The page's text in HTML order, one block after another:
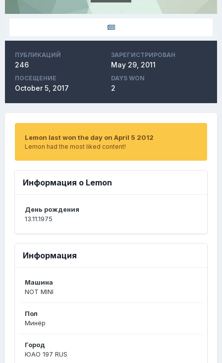
ПУБЛИКАЦИЙ
246
ЗАРЕГИСТРИРОВАН
May 29, 2011
ПОСЕЩЕНИЕ
October 5, 2017
DAYS WON
2
Lemon last won the day on April 5 2012
Lemon had the most liked content!
Информация о Lemon
День рождения
13.11.1975
Информация
Машина
NOT MINI
Пол
Минёр
Город
ЮАО 197 RUS